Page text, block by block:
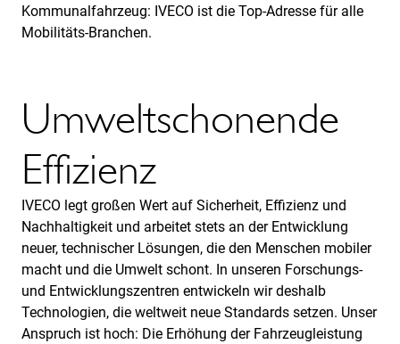
Kommunalfahrzeug: IVECO ist die Top-Adresse für alle
Mobilitäts-Branchen.
Umweltschonende
Effizienz
IVECO legt großen Wert auf Sicherheit, Effizienz und
Nachhaltigkeit und arbeitet stets an der Entwicklung
neuer, technischer Lösungen, die den Menschen mobiler
macht und die Umwelt schont. In unseren Forschungs-
und Entwicklungszentren entwickeln wir deshalb
Technologien, die weltweit neue Standards setzen. Unser
Anspruch ist hoch: Die Erhöhung der Fahrzeugleistung